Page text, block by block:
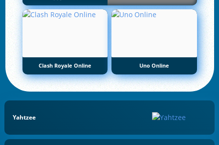
Clash Royale Online Uno Online
Yahtzee